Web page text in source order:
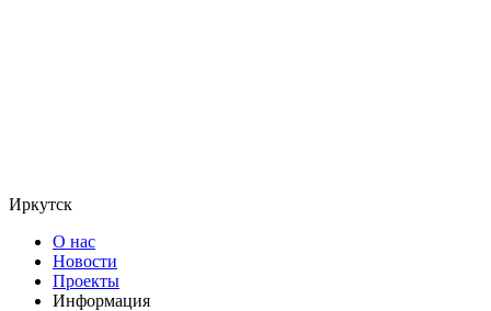
Иркутск
О нас
Новости
Проекты
Информация